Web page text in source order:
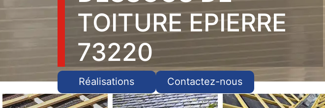
TOITURE EPIERRE
73220
Réalisations Contactez-nous